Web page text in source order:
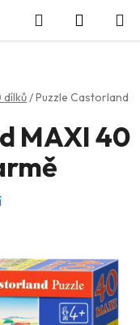
Hledat
KOŠÍK
dílků/Puzzle Castorland
MAXI 40